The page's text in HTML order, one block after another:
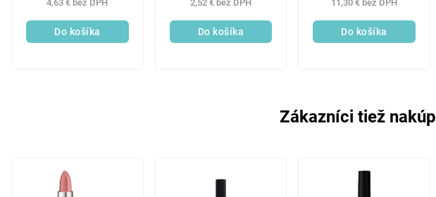
4,63 € bez DPH
Do košíka
2,52 € bez DPH
Do košíka
11,30 € bez DPH
Do košíka
Zákazníci tiež